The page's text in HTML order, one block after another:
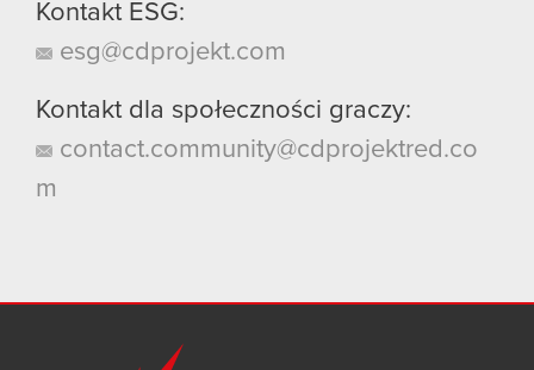
Kontakt ESG:
esg@cdprojekt.com
Kontakt dla społeczności graczy:
contact.community@cdprojektred.co
m